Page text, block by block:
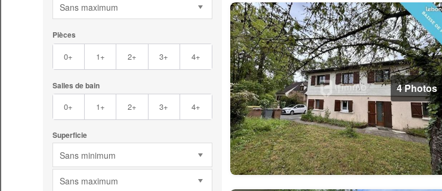
Sans maximum
Pièces
0+ 1+ 2+ 3+ 4+
Salles de bain
0+ 1+ 2+ 3+ 4+
Superficie
Sans minimum
Sans maximum
4 Photos